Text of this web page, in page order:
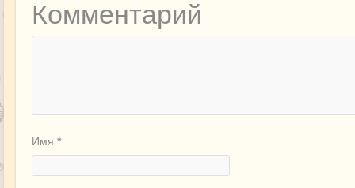
Комментарий
Имя *